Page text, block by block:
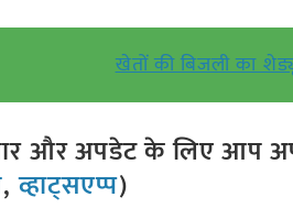
खेतों की बिजली का
और अपडेट के लिए आप
,व्हाट्सएप्प)